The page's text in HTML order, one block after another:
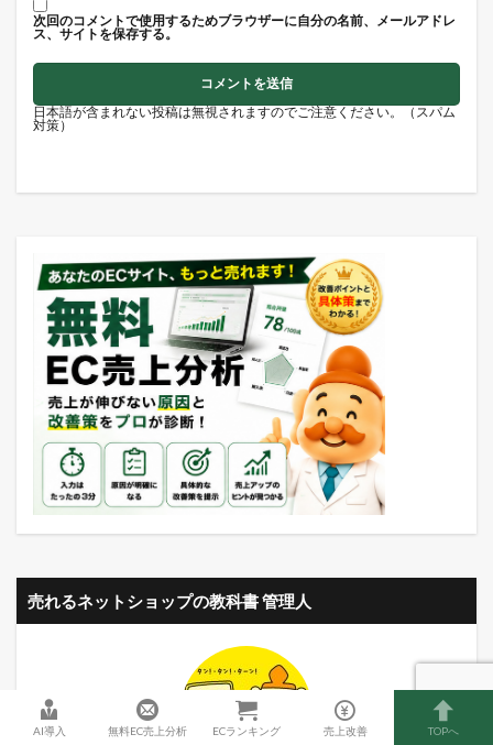
次回のコメントで使用するためブラウザーに自分の名前、メールアドレ
ス、サイトを保存する。
日本語が含まれない投稿は無視されますのでご注意ください。（スパム
対策）
売れるネットショップの教科書 管理人
AI導入 無料EC売上分析 ECランキング 売上改善 TOPへ